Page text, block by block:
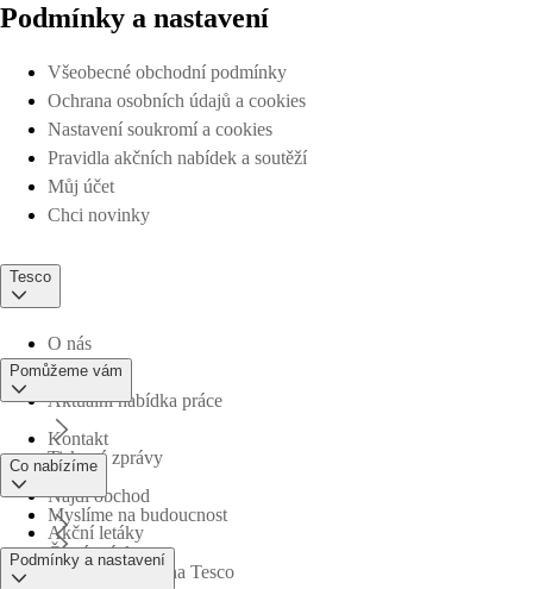
Podmínky a nastavení
Všeobecné obchodní podmínky
Ochrana osobních údajů a cookies
Nastavení soukromí a cookies
Pravidla akčních nabídek a soutěží
Můj účet
Chci novinky
Tesco
O nás
Aktuální nabídka práce
Tiskové zprávy
Myslíme na budoucnost
Obchodní skupina Tesco
Pomůžeme vám
Kontakt
Najdi obchod
Časté otázky
Co nabízíme
Akční letáky
Podmínky a nastavení